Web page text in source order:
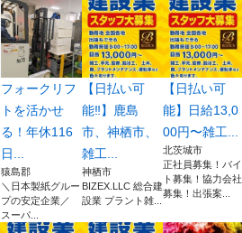
フォークリフ
トを活かせ
る！年休116
日...
猿島郡
＼日本製紙グルー
プの安定企業／
スーパ...
【日払い可
能‼️】鹿島
市、神栖市、
雑工...
神栖市
BIZEX.LLC 総合建
設業 プラント雑...
【日払い可
能】日給13,0
00円〜雑工...
北茨城市
正社員募集！バイ
ト募集！協力会社
募集！出張案...